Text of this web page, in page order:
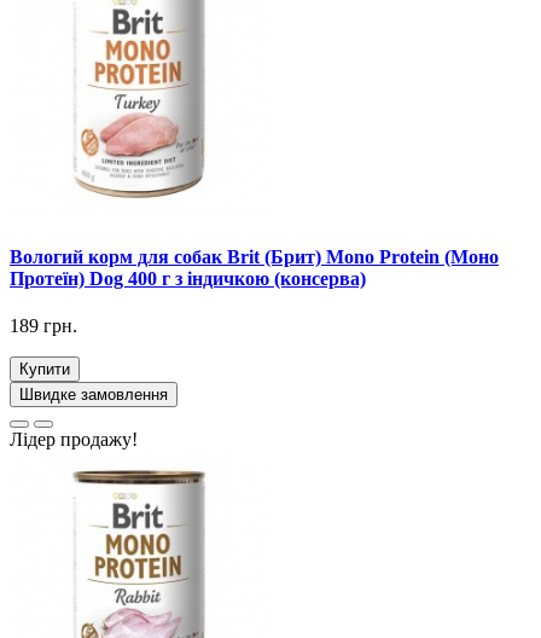
Вологий корм для собак Brit (Брит) Mono Protein (Моно
Протеїн) Dog 400 г з індичкою (консерва)
189 грн.
Купити
Швидке замовлення
Лідер продажу!